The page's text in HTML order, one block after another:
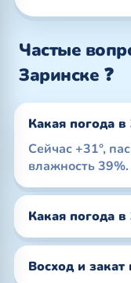
Частые
Заринске ❓
Какая погода в
Сейчас +31°,
влажность
Какая погода в
Восход и закат